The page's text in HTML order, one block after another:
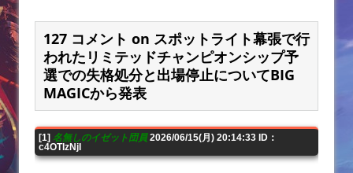
127 コメント on スポットライト幕張で行
われたリミテッドチャンピオンシップ予
選での失格処分と出場停止についてBIG
MAGICから発表
[1] 名無しのイゼット団員2026/06/15(月) 20:14:33 ID：
c4OTIzNjI